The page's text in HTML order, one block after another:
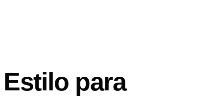
para